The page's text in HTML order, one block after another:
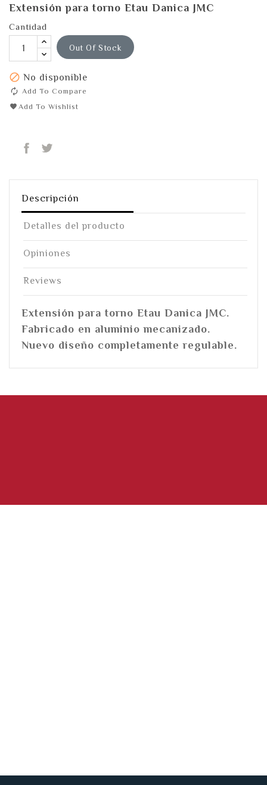
Extensión para torno Etau Danica JMC
Cantidad
Out Of Stock
 No disponible
Add To Compare
Add To Wishlist
Compartir
Descripción
Detalles del producto
Opiniones
Reviews
Extensión para torno Etau Danica JMC.
Fabricado en aluminio mecanizado.
Nuevo diseño completamente regulable.